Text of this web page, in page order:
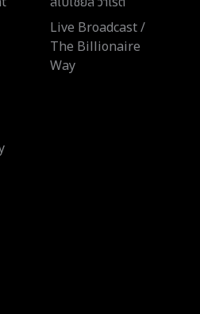
Live Broadcast /
The Billionaire
Way